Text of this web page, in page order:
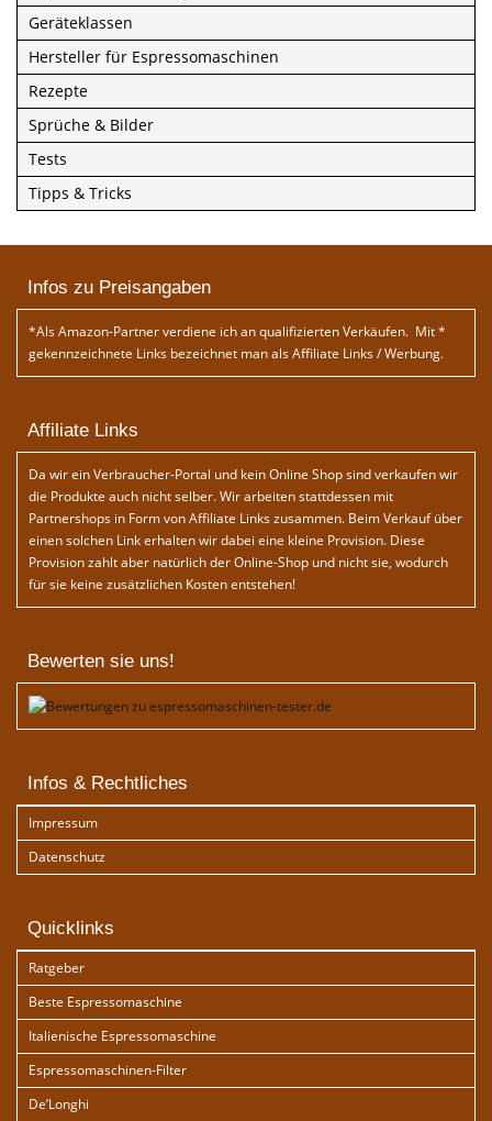
Geräteklassen
Hersteller für Espressomaschinen
Rezepte
Sprüche & Bilder
Tests
Tipps & Tricks
Infos zu Preisangaben
*Als Amazon-Partner verdiene ich an qualifizierten Verkäufen. Mit *
gekennzeichnete Links bezeichnet man als Affiliate Links / Werbung.
Affiliate Links
Da wir ein Verbraucher-Portal und kein Online Shop sind verkaufen wir
die Produkte auch nicht selber. Wir arbeiten stattdessen mit
Partnershops in Form von Affiliate Links zusammen. Beim Verkauf über
einen solchen Link erhalten wir dabei eine kleine Provision. Diese
Provision zahlt aber natürlich der Online-Shop und nicht sie, wodurch
für sie keine zusätzlichen Kosten entstehen!
Bewerten sie uns!
Infos & Rechtliches
Impressum
Datenschutz
Quicklinks
Ratgeber
Beste Espressomaschine
Italienische Espressomaschine
Espressomaschinen-Filter
De’Longhi